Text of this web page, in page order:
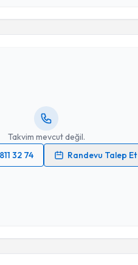
Talebini Gönder
Takvim mevcut değil.
32 74
Randevu Talep Et
Talebini Gönder